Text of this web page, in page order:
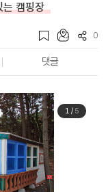
는 캠핑장
0
댓글
1/ 5